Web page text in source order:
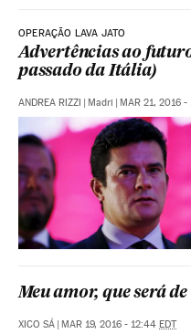
OPERAÇÃO LAVA JATO
Advertências ao
passado da Itália)
ANDREA RIZZI | Madri | MAR 21, 2016 -
Meu amor, que será
XICO SÁ | MAR 19, 2016 - 12:44 EDT